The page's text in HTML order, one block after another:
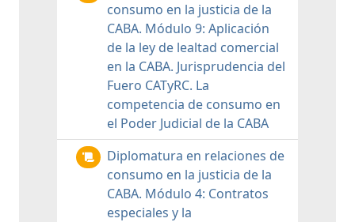
consumo en la justicia de la
CABA. Módulo 9: Aplicación
de la ley de lealtad comercial
en la CABA. Jurisprudencia del
Fuero CATyRC. La
competencia de consumo en
el Poder Judicial de la CABA
Diplomatura en relaciones de
consumo en la justicia de la
CABA. Módulo 4: Contratos
especiales y la